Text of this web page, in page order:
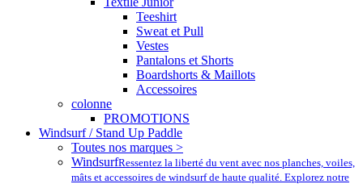
Teeshirt
Sweat et Pull
Vestes
Pantalons et Shorts
Boardshorts & Maillots
Accessoires
colonne
PROMOTIONS
Windsurf / Stand Up Paddle
Toutes nos marques >
WindsurfRessentez la liberté du vent avec nos planches, voiles,
mâts et accessoires de windsurf de haute qualité. Explorez notre